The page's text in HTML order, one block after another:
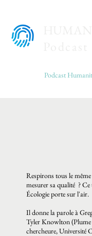
Podcast
Respirons tous le
mesurer sa qualité ?
Écologie porte sur l'air.
Il donne la parole à
Tyler Knowlton (Plume
chercheure, Université